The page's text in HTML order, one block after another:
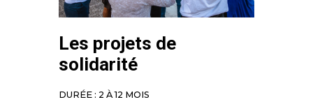
Les projets de
solidarité
DURÉE : 2 À 12 MOIS